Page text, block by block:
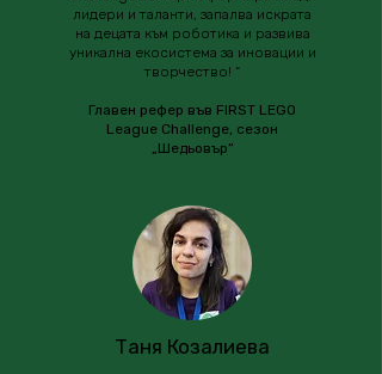
лидери и таланти, запалва искрата
на децата към роботика и развива
уникална екосистема за иновации и
творчество! “
Главен рефер във FIRST LEGO
League Challenge, сезон
„Шедьовър“
Таня Козалиева